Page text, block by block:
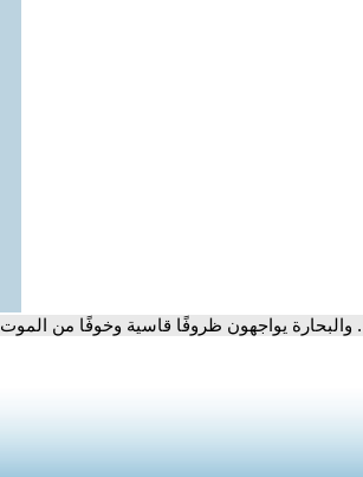
يواجهون ظروفًا قاسية وخوفًا من الموت